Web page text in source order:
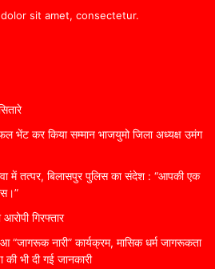
sit amet, consectetur.
भेंट कर किया सम्मान भाजयुमो जिला अध्यक्ष उमंग
में तत्पर, बिलासपुर पुलिस का संदेश : “आपकी एक
गिरफ्तार
नारी” कार्यक्रम, मासिक धर्म जागरूकता
की भी दी गई जानकारी